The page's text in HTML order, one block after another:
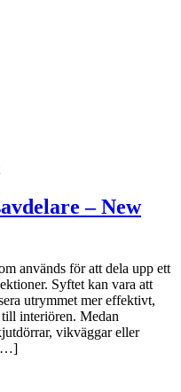
– New
används för att dela upp ett
Syftet kan vara att
utrymmet mer effektivt,
interiören. Medan
vikväggar eller
[…]